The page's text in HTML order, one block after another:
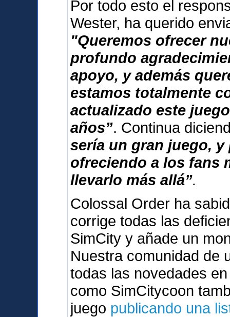
Por todo esto el
Wester, ha querido
"Queremos ofrecer
profundo
apoyo, y además
estamos totalmente
actualizado este
años”. Continua
sería un gran juego,
ofreciendo a los fans
llevarlo más allá”.
Colossal Order ha
corrige todas las
SimCity y añade un
Nuestra comunidad de
todas las novedades
como SimCitycoon
juego publicando una